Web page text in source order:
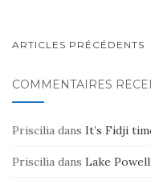
NAVIGATION
SEIN
DES
ARTICLES
ARTICLES PRÉCÉDENTS
COMMENTAIRES
Priscilia dans It’s Fidji
Priscilia dans Lake